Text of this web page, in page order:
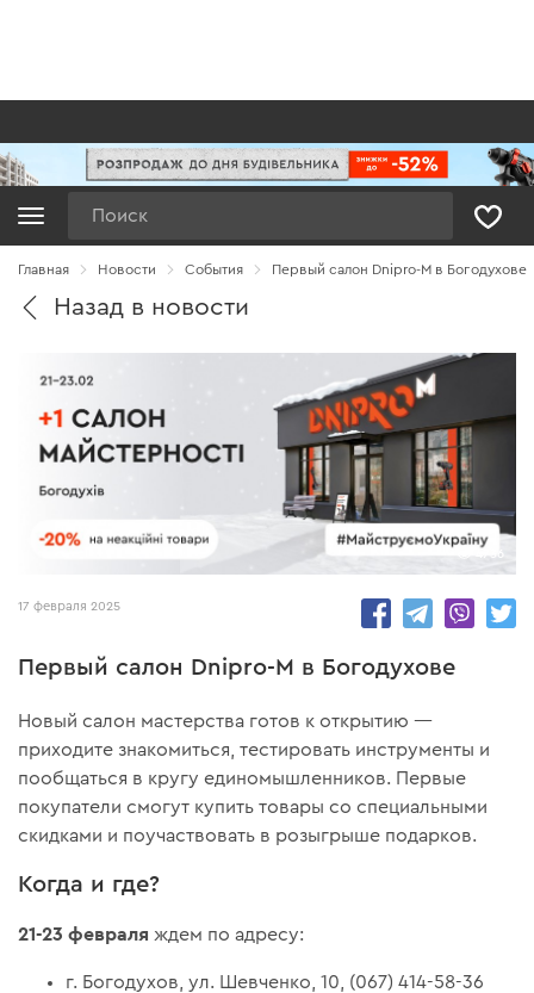
Главная Новости Cобытия Первый салон Dnipro-M в Богодухове
Назад в новости
4736
17 февраля 2025
Первый салон Dnipro-M в Богодухове
Новый салон мастерства готов к открытию —
приходите знакомиться, тестировать инструменты и
пообщаться в кругу единомышленников. Первые
покупатели смогут купить товары со специальными
скидками и поучаствовать в розыгрыше подарков.
Когда и где?
21-23 февраля ждем по адресу:
г. Богодухов, ул. Шевченко, 10, (067) 414-58-36